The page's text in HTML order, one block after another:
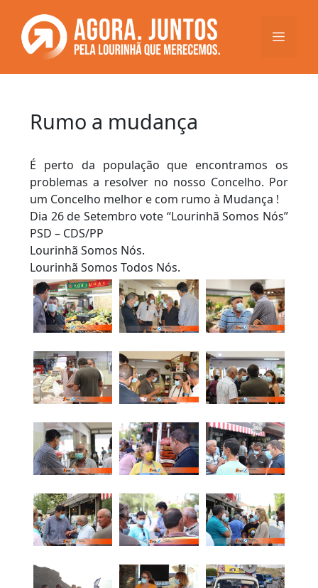
para
conteúdo
Menu
Rumo a mudança
É perto da população que encontramos os
problemas a resolver no nosso Concelho. Por
um Concelho melhor e com rumo à Mudança !
Dia 26 de Setembro vote “Lourinhã Somos Nós”
PSD – CDS/PP
Lourinhã Somos Nós.
Lourinhã Somos Todos Nós.